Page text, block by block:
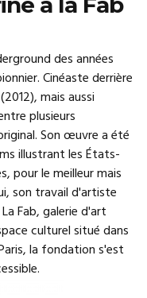
des années
Cinéaste derrière
mais aussi
plusieurs
Son œuvre a été
illustrant les États-
pour le meilleur mais
son travail d'artiste
Fab, galerie d'art
culturel situé dans
la fondation s'est